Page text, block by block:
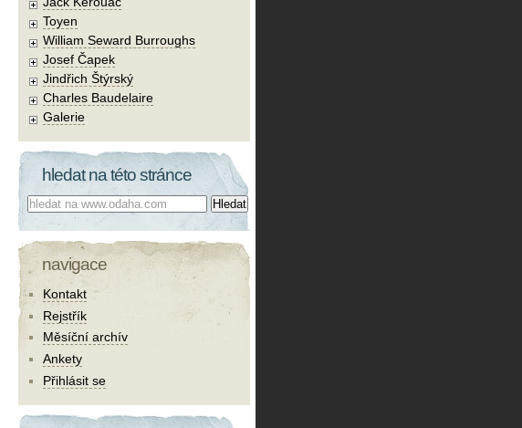
Toyen
William Seward Burroughs
Josef Čapek
Jindřich Štýrský
Charles Baudelaire
Galerie
hledat na této stránce
Co hledat:
navigace
Kontakt
Rejstřík
Měsíční archív
Ankety
Přihlásit se